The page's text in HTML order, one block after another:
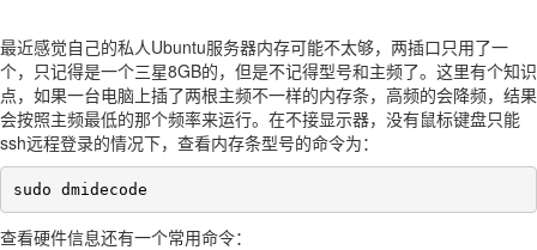
最近感觉自己的私人Ubuntu服务器内存可能不太够，两插口只用了一
个，只记得是一个三星8GB的，但是不记得型号和主频了。这里有个知识
点，如果一台电脑上插了两根主频不一样的内存条，高频的会降频，结果
会按照主频最低的那个频率来运行。在不接显示器，没有鼠标键盘只能
ssh远程登录的情况下，查看内存条型号的命令为：
sudo dmidecode
查看硬件信息还有一个常用命令：